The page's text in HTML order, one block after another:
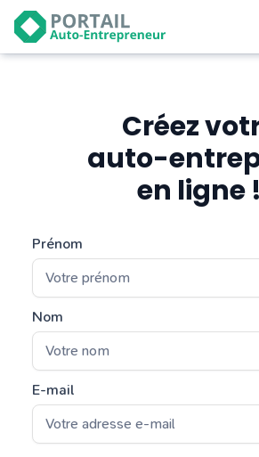
Devenir
auto-entrepreneur
mon auto-entreprise
Statut auto-entrepreneur
Programmes de Formation
Tarifs
Créez
auto-
en ligne !
Prénom
Nom
E-mail